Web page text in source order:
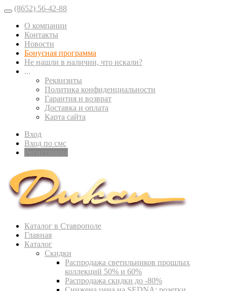
(8652) 56-42-88
О компании
Контакты
Новости
Бонусная программа
Не нашли в наличии, что искали?
...
Реквизиты
Политика конфиденциальности
Гарантия и возврат
Доставка и оплата
Карта сайта
Вход
Вход по смс
Каталог в Ставрополе
Главная
Каталог
Скидки
Распродажа светильников прошлых
коллекций 50% и 60%
Распродажа скидки до -80%